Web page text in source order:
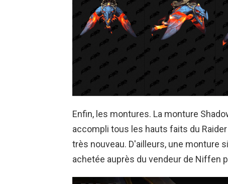
Enfin, les montures. La monture
accompli tous les hauts faits du
très nouveau. D'ailleurs, une monture
achetée auprès du vendeur de Niffen